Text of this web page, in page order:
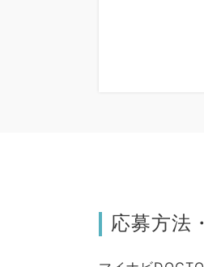
応募方法